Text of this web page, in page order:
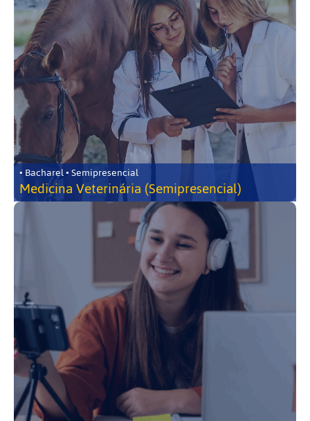
• Bacharel • Semipresencial
Medicina Veterinária (Semipresencial)